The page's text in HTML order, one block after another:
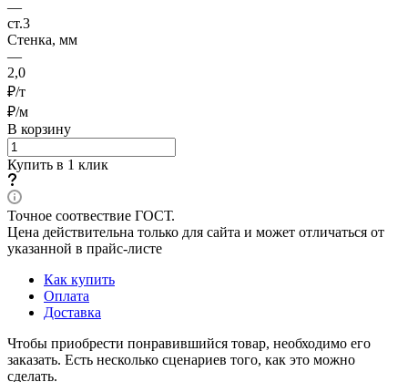
—
ст.3
Стенка, мм
—
2,0
₽/т
₽/м
В корзину
Купить в 1 клик
Точное соотвествие ГОСТ.
Цена действительна только для сайта и может отличаться от
указанной в прайс-листе
Как купить
Оплата
Доставка
Чтобы приобрести понравившийся товар, необходимо его
заказать. Есть несколько сценариев того, как это можно
сделать.